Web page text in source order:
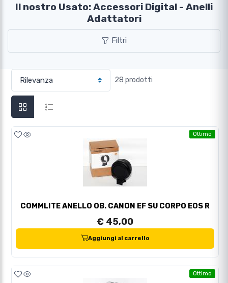
Il nostro Usato: Accessori Digital - Anelli
Adattatori
Filtri
28 prodotti
Ottimo
COMMLITE ANELLO OB. CANON EF SU CORPO EOS R
€ 45,00
Aggiungi al carrello
Ottimo